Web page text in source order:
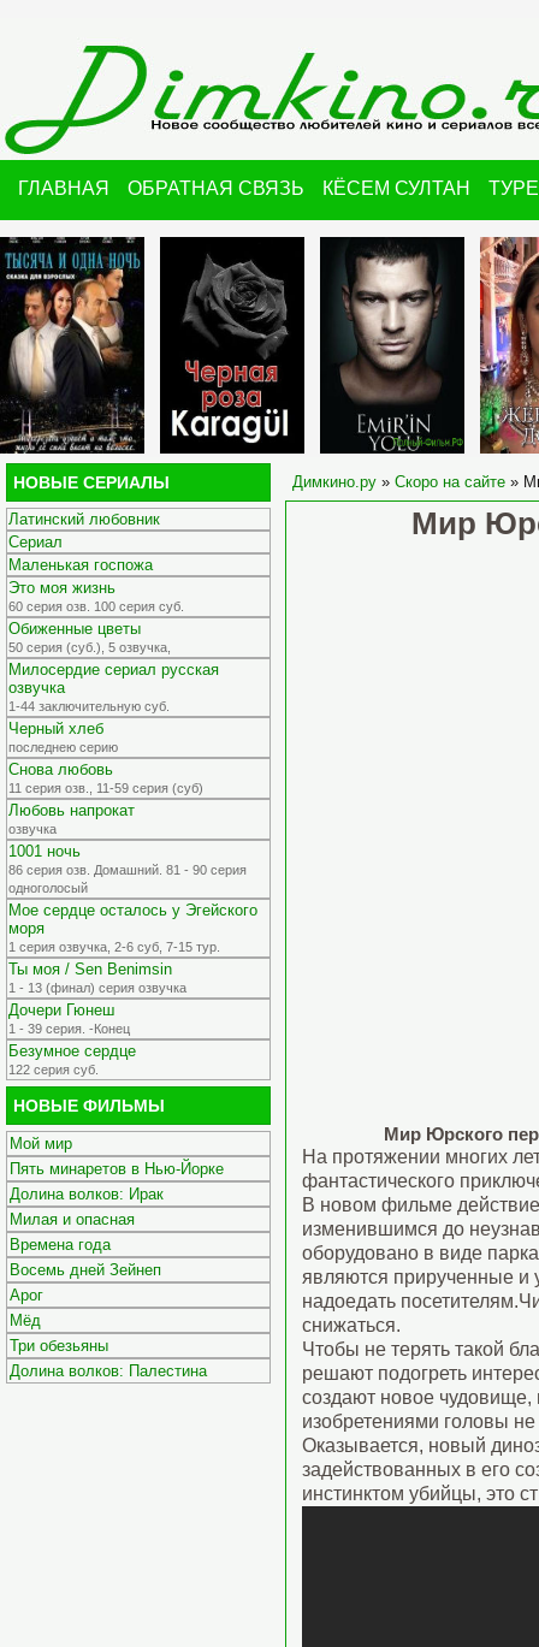
ГЛАВНАЯ ОБРАТНАЯ СВЯЗЬ КЁСЕМ СУЛТАН
НОВЫЕ СЕРИАЛЫ
Латинский любовник
Сериал
Маленькая госпожа
Это моя жизнь
60 серия озв. 100 серия суб.
Обиженные цветы
50 серия (суб.), 5 озвучка,
Милосердие сериал русская
озвучка
1-44 заключительную суб.
Черный хлеб
последнею серию
Снова любовь
11 серия озв., 11-59 серия (суб)
Любовь напрокат
озвучка
1001 ночь
86 серия озв. Домашний. 81 - 90 серия
одноголосый
Мое сердце осталось у Эгейского
моря
1 серия озвучка, 2-6 суб, 7-15 тур.
Ты моя / Sen Benimsin
1 - 13 (финал) серия озвучка
Дочери Гюнеш
1 - 39 серия. -Конец
Безумное сердце
122 серия суб.
НОВЫЕ ФИЛЬМЫ
Мой мир
Пять минаретов в Нью-Йорке
Долина волков: Ирак
Милая и опасная
Времена года
Восемь дней Зейнеп
Арог
Мёд
Три обезьяны
Долина волков: Палестина
Димкино.ру » Скоро на сайте »
Мир
Мир Юрского
На протяжении многих
фантастического
В новом фильме
изменившимся до
оборудовано в виде
являются прирученные
надоедать
снижаться.
Чтобы не терять такой
решают подогреть
создают новое
изобретениями головы
Оказывается, новый
задействованных в его
инстинктом убийцы, это